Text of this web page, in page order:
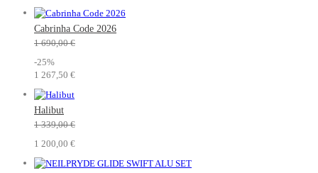
Cabrinha Code 2026
1 690,00 €
-25%
1 267,50 €
Halibut
1 339,00 €
1 200,00 €